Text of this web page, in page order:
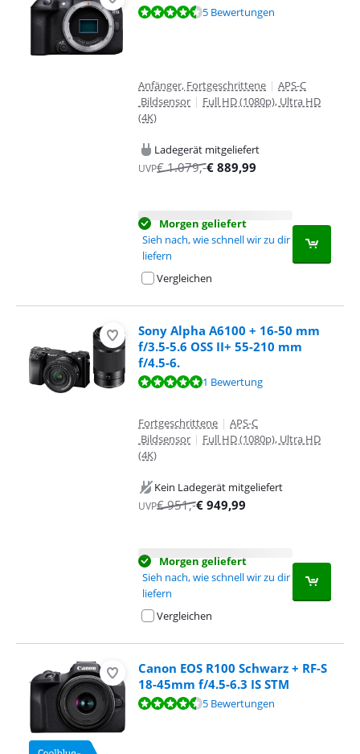
Bewertet mit 8,5 von 10, basierend auf 5 Bewertungen.
5 Bewertungen
Anfänger, Fortgeschrittene | APS-C
Bildsensor | Full HD (1080p), Ultra HD
(4K)
Ladegerät mitgeliefert
UVP€1.079,-€ 889,99
Morgen geliefert
Sieh nach, wie schnell wir zu dir
liefern
Vergleichen
Sony Alpha A6100 + 16-50 mm
f/3.5-5.6 OSS II+ 55-210 mm
f/4.5-6.
Bewertet mit 9,5 von 10, basierend auf 1 Bewertung.
1 Bewertung
Fortgeschrittene | APS-C
Bildsensor | Full HD (1080p), Ultra HD
(4K)
Kein Ladegerät mitgeliefert
UVP€951,-€ 949,99
Morgen geliefert
Sieh nach, wie schnell wir zu dir
liefern
Vergleichen
Canon EOS R100 Schwarz + RF-S
18-45mm f/4.5-6.3 IS STM
Bewertet mit 8,6 von 10, basierend auf 5 Bewertungen.
5 Bewertungen